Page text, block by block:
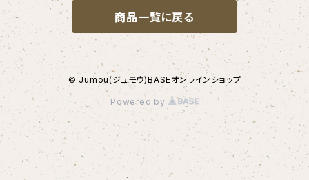
商品一覧に戻る
© Jumou(ジュモウ)BASEオンラインショップ
Powered by